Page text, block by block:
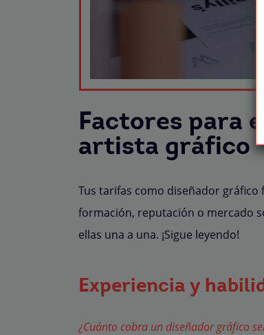
Factores para
artista gráfico
Tus tarifas como diseñador gráfico
formación, reputación o mercado
ellas una a una. ¡Sigue leyendo!
Experiencia y
¿Cuánto cobra un diseñador gráfico